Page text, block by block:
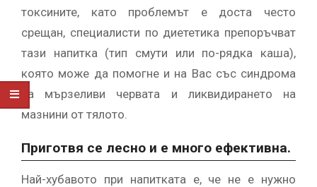
токсините, като проблемът е доста често
срещан, специалисти по диететика препоръчват
тази напитка (тип смути или по-рядка каша),
която може да помогне и на Вас със синдрома
на мързеливи червата и ликвидирането на
мазнини от тялото.
Приготвя се лесно и е много ефективна.
Най-хубавото при напитката е, че не е нужно